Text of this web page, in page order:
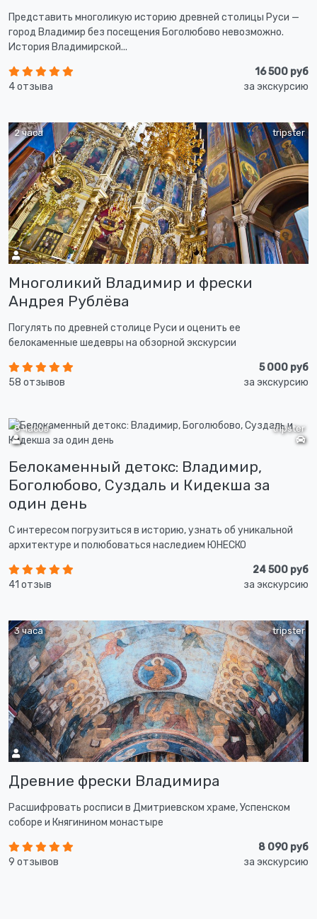
Представить многоликую историю древней столицы Руси —
город Владимир без посещения Боголюбово невозможно.
История Владимирской...
4 отзыва
16 500 руб
за экскурсию
tripster
2 часа
Многоликий Владимир и фрески
Андрея Рублёва
Погулять по древней столице Руси и оценить ее
белокаменные шедевры на обзорной экскурсии
58 отзывов
5 000 руб
за экскурсию
tripster
8 часов
Белокаменный детокс: Владимир,
Боголюбово, Суздаль и Кидекша за
один день
С интересом погрузиться в историю, узнать об уникальной
архитектуре и полюбоваться наследием ЮНЕСКО
41 отзыв
24 500 руб
за экскурсию
tripster
3 часа
Древние фрески Владимира
Расшифровать росписи в Дмитриевском храме, Успенском
соборе и Княгинином монастыре
9 отзывов
8 090 руб
за экскурсию